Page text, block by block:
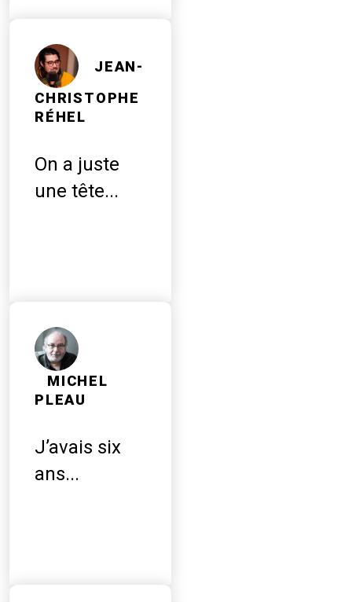
JEAN-
CHRISTOPHE
RÉHEL
On a juste
une tête...
MICHEL
PLEAU
J’avais six
ans...